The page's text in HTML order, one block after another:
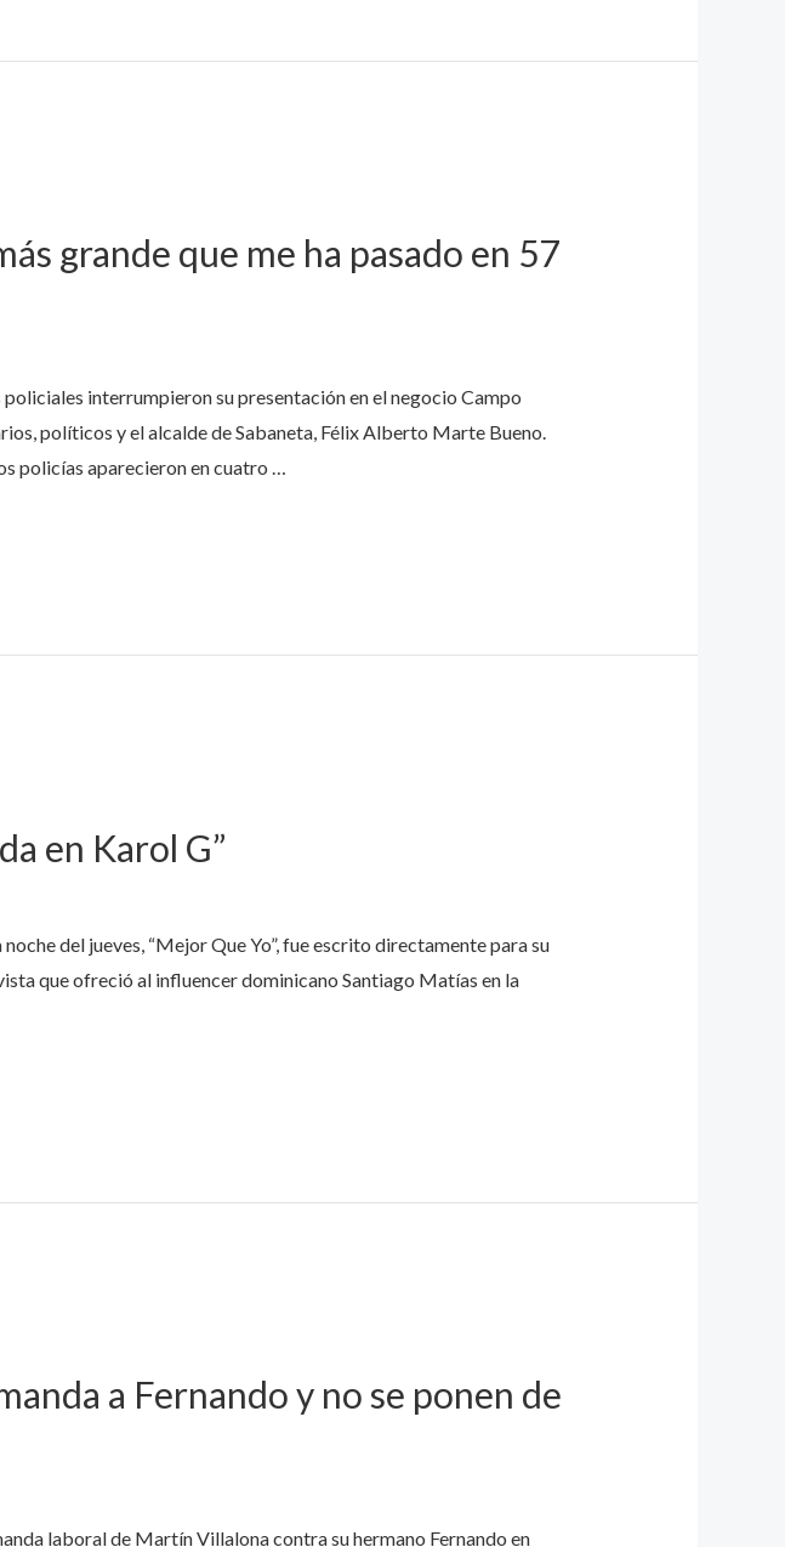
grande que me ha pasado en 57
interrumpieron su presentación en el negocio Campo
políticos y el alcalde de Sabaneta, Félix Alberto Marte Bueno.
policías aparecieron en cuatro …
en Karol G”
del jueves, “Mejor Que Yo”, fue escrito directamente para su
que ofreció al influencer dominicano Santiago Matías en la
a Fernando y no se ponen de
laboral de Martín Villalona contra su hermano Fernando en